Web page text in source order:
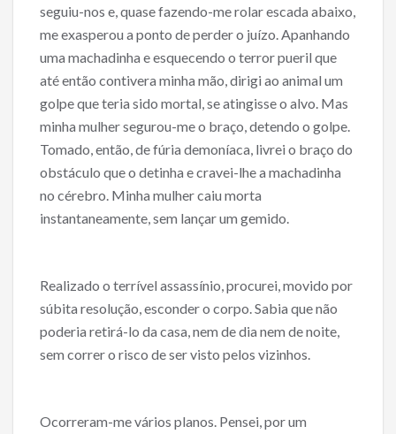
seguiu-nos e, quase fazendo-me rolar escada abaixo,
me exasperou a ponto de perder o juízo. Apanhando
uma machadinha e esquecendo o terror pueril que
até então contivera minha mão, dirigi ao animal um
golpe que teria sido mortal, se atingisse o alvo. Mas
minha mulher segurou-me o braço, detendo o golpe.
Tomado, então, de fúria demoníaca, livrei o braço do
obstáculo que o detinha e cravei-lhe a machadinha
no cérebro. Minha mulher caiu morta
instantaneamente, sem lançar um gemido.
Realizado o terrível assassínio, procurei, movido por
súbita resolução, esconder o corpo. Sabia que não
poderia retirá-lo da casa, nem de dia nem de noite,
sem correr o risco de ser visto pelos vizinhos.
Ocorreram-me vários planos. Pensei, por um